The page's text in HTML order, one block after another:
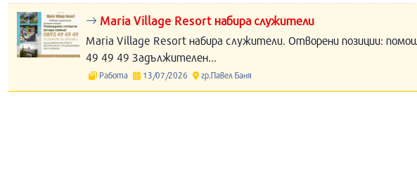
Maria Village Resort набира служители
Maria Village Resort набира служители. Отворени позиции:
49 49 49 Задължителен...
Работа 13/07/2026 гр.Павел Баня